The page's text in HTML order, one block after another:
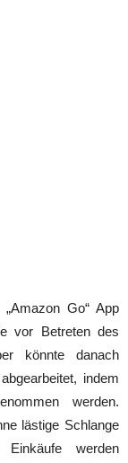
Go“ App
vor Betreten des
könnte danach
indem
werden.
lästige Schlange
werden